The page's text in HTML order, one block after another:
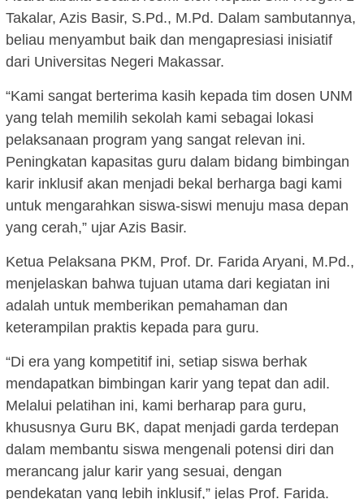
Takalar, Azis Basir, S.Pd., M.Pd. Dalam sambutannya,
beliau menyambut baik dan mengapresiasi inisiatif
dari Universitas Negeri Makassar.
“Kami sangat berterima kasih kepada tim dosen UNM
yang telah memilih sekolah kami sebagai lokasi
pelaksanaan program yang sangat relevan ini.
Peningkatan kapasitas guru dalam bidang bimbingan
karir inklusif akan menjadi bekal berharga bagi kami
untuk mengarahkan siswa-siswi menuju masa depan
yang cerah,” ujar Azis Basir.
Ketua Pelaksana PKM, Prof. Dr. Farida Aryani, M.Pd.,
menjelaskan bahwa tujuan utama dari kegiatan ini
adalah untuk memberikan pemahaman dan
keterampilan praktis kepada para guru.
“Di era yang kompetitif ini, setiap siswa berhak
mendapatkan bimbingan karir yang tepat dan adil.
Melalui pelatihan ini, kami berharap para guru,
khususnya Guru BK, dapat menjadi garda terdepan
dalam membantu siswa mengenali potensi diri dan
merancang jalur karir yang sesuai, dengan
pendekatan yang lebih inklusif,” jelas Prof. Farida.